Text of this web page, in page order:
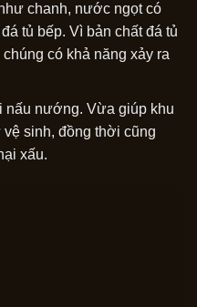
chanh, nước ngọt có
tủ bếp. Vì bản chất đá tủ
có khả năng xảy ra
nấu nướng. Vừa giúp khu
sinh, đồng thời cũng
xấu.